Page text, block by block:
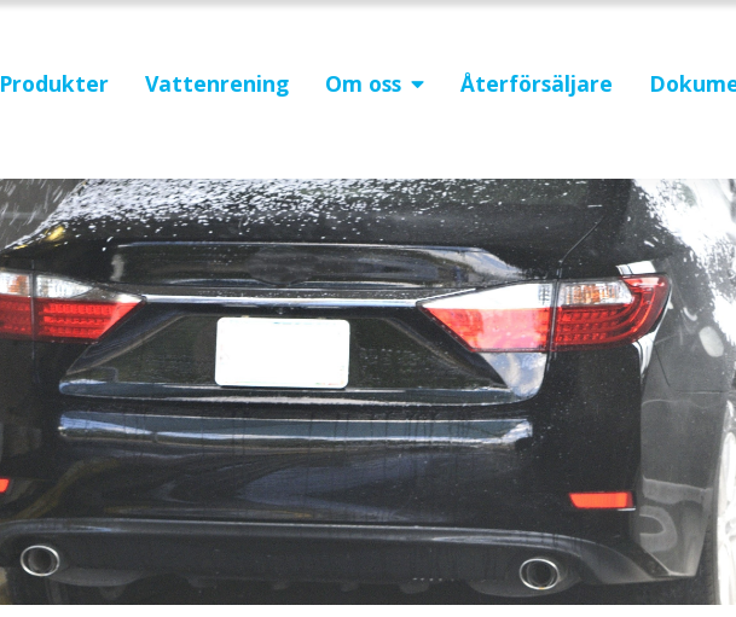
Produkter Vattenrening Om oss Återförsäljare